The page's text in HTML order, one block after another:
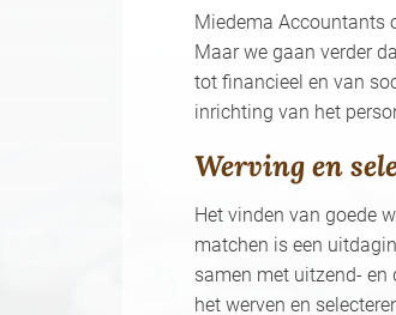
Miedema Accountants
Maar we gaan verder
tot financieel en van
inrichting van het
Werving en
Het vinden van goede
matchen is een
samen met uitzend- en
het werven en